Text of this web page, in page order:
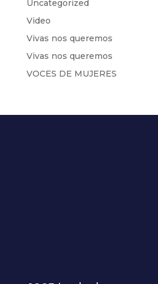
Uncategorized
Video
Vivas nos queremos
Vivas nos queremos
VOCES DE MUJERES